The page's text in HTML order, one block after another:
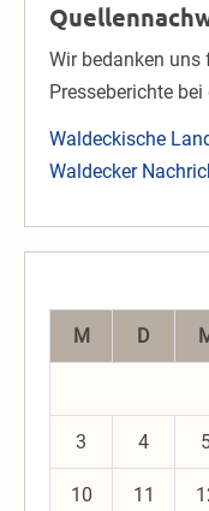
Wir bedanken
Presseberichte
Waldeckische
Waldecker
M
D
3 4
10 11